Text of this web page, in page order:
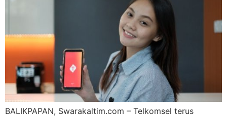
BALIKPAPAN, Swarakaltim.com – Telkomsel terus